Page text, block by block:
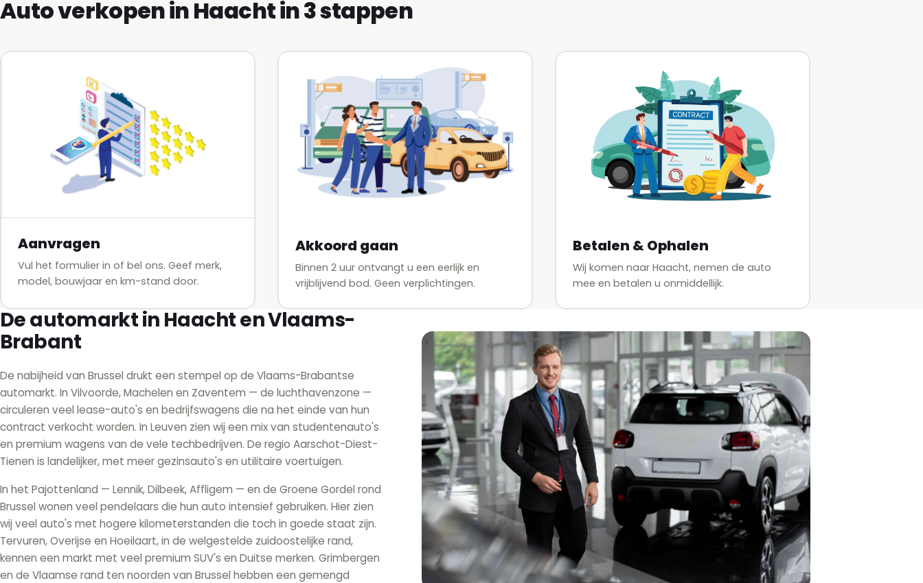
Auto verkopen in Haacht in 3 stappen
Aanvragen
Vul het formulier in of bel ons. Geef merk,
model, bouwjaar en km-stand door.
Akkoord gaan
Binnen 2 uur ontvangt u een eerlijk en
vrijblijvend bod. Geen verplichtingen.
Betalen & Ophalen
Wij komen naar Haacht, nemen de auto
mee en betalen u onmiddellijk.
De automarkt in Haacht en Vlaams-
Brabant
De nabijheid van Brussel drukt een stempel op de Vlaams-Brabantse
automarkt. In Vilvoorde, Machelen en Zaventem — de luchthavenzone —
circuleren veel lease-auto's en bedrijfswagens die na het einde van hun
contract verkocht worden. In Leuven zien wij een mix van studentenauto's
en premium wagens van de vele techbedrijven. De regio Aarschot-Diest-
Tienen is landelijker, met meer gezinsauto's en utilitaire voertuigen.
In het Pajottenland — Lennik, Dilbeek, Affligem — en de Groene Gordel rond
Brussel wonen veel pendelaars die hun auto intensief gebruiken. Hier zien
wij veel auto's met hogere kilometerstanden die toch in goede staat zijn.
Tervuren, Overijse en Hoeilaart, in de welgestelde zuidoostelijke rand,
kennen een markt met veel premium SUV's en Duitse merken. Grimbergen
en de Vlaamse rand ten noorden van Brussel hebben een gemengd